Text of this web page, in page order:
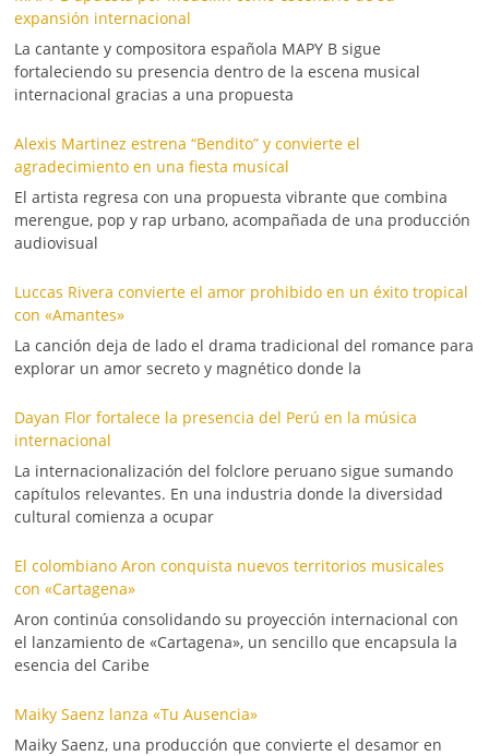
expansión internacional
La cantante y compositora española MAPY B sigue
fortaleciendo su presencia dentro de la escena musical
internacional gracias a una propuesta
Alexis Martinez estrena “Bendito” y convierte el
agradecimiento en una fiesta musical
El artista regresa con una propuesta vibrante que combina
merengue, pop y rap urbano, acompañada de una producción
audiovisual
Luccas Rivera convierte el amor prohibido en un éxito tropical
con «Amantes»
La canción deja de lado el drama tradicional del romance para
explorar un amor secreto y magnético donde la
Dayan Flor fortalece la presencia del Perú en la música
internacional
La internacionalización del folclore peruano sigue sumando
capítulos relevantes. En una industria donde la diversidad
cultural comienza a ocupar
El colombiano Aron conquista nuevos territorios musicales
con «Cartagena»
Aron continúa consolidando su proyección internacional con
el lanzamiento de «Cartagena», un sencillo que encapsula la
esencia del Caribe
Maiky Saenz lanza «Tu Ausencia»
Maiky Saenz, una producción que convierte el desamor en